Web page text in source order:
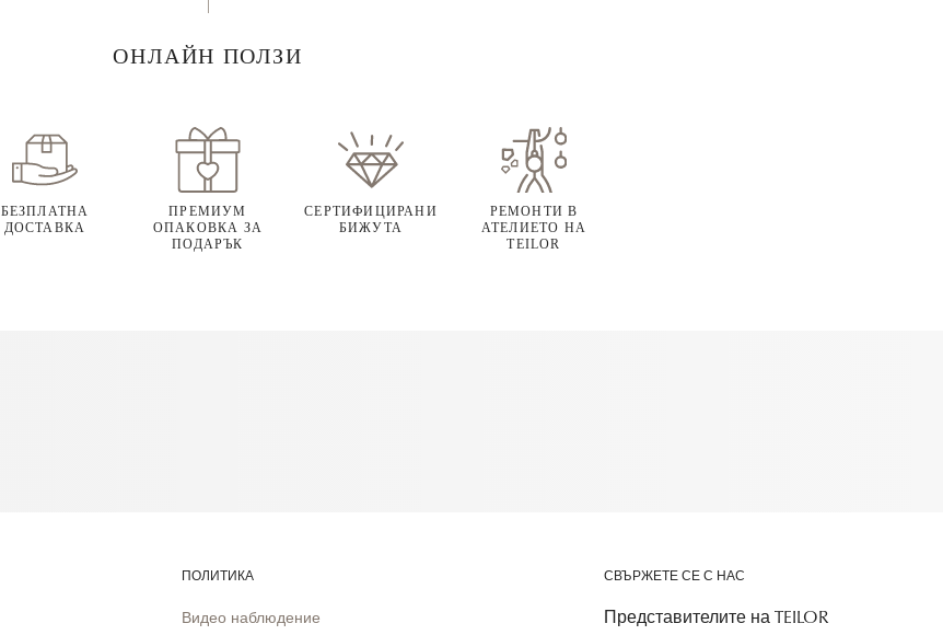
ОНЛАЙН ПОЛЗИ
БЕЗПЛАТНА
ДОСТАВКА
ПРЕМИУМ
ОПАКОВКА ЗА
ПОДАРЪК
СЕРТИФИЦИРАНИ
БИЖУТА
РЕМОНТИ В
АТЕЛИЕТО НА
TEILOR
ПОЛИТИКА
Видео наблюдение
СВЪРЖЕТЕ СЕ С НАС
Представителите на TEILOR